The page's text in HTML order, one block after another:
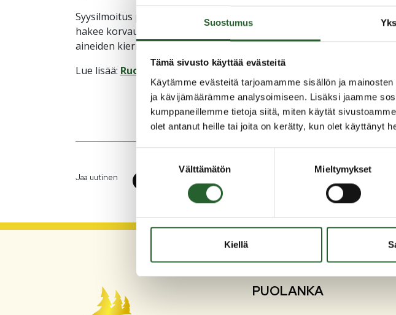
Suostumus
Tämä sivusto käyttää evästeitä
Käytämme evästeitä tarjoamamme sisällön ja
ja kävijämäärämme analysoimiseen. Lisäksi jaamme
kumppaneillemme tietoja siitä, miten käytät
olet antanut heille tai joita on kerätty, kun olet käyttänyt
Välttämätön Mieltymykset
Kiellä
Syysilmoitus peltojen talviaikaisesta kasvipeitteisyydestä pitää tehdä
hakee korvausta toimenpiteistä lietelannan sijoittaminen peltoon tai
aineiden kierrättäminen, myös niistä on tehtävä syysilmoitus.
Lue lisää: Ruokavirasto
Jaa uutinen
PUOLANKA